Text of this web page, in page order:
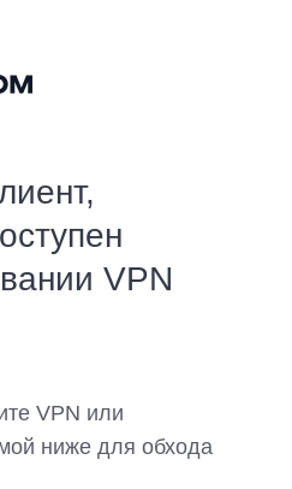
VPN
VPN или
ниже для обхода